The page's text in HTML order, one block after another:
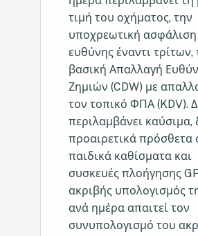
τιμή του οχήματος, την
υποχρεωτική ασφάλιση
ευθύνης έναντι τρίτων,
βασική Απαλλαγή
Ζημιών (CDW) με
τον τοπικό ΦΠΑ (KDV).
περιλαμβάνει καύσιμα,
προαιρετικά πρόσθετα
παιδικά καθίσματα και
συσκευές πλοήγησης
ακριβής υπολογισμός
ανά ημέρα απαιτεί τον
συνυπολογισμό του